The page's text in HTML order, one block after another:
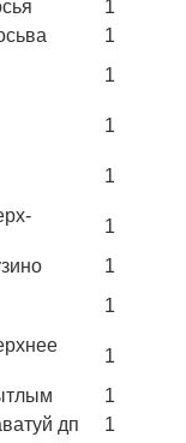
1
1
1
1
1
1
1
1
1
1
дп
1